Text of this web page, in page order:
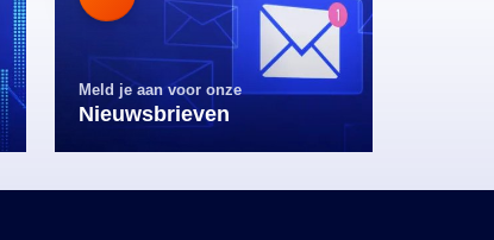
Meld je aan voor onze
Nieuwsbrieven